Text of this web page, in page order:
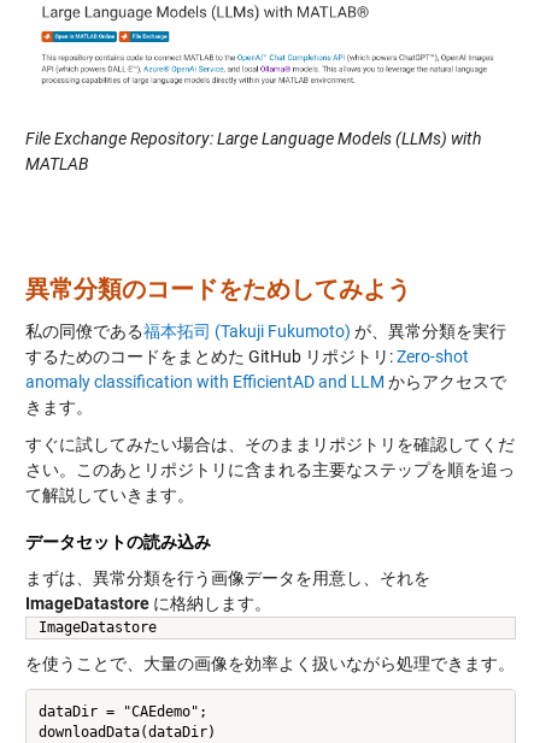
File Exchange Repository: Large Language Models (LLMs) with
MATLAB
異常分類のコードをためしてみよう
私の同僚である福本拓司 (Takuji Fukumoto) が、異常分類を実行
するためのコードをまとめた GitHub リポジトリ:Zero-shot
anomaly classification with EfficientAD and LLM からアクセスで
きます。
すぐに試してみたい場合は、そのままリポジトリを確認してくだ
さい。このあとリポジトリに含まれる主要なステップを順を追っ
て解説していきます。
データセットの読み込み
まずは、異常分類を行う画像データを用意し、それを
ImageDatastoreに格納します。
ImageDatastore
を使うことで、大量の画像を効率よく扱いながら処理できます。
dataDir = "CAEdemo";
downloadData(dataDir)